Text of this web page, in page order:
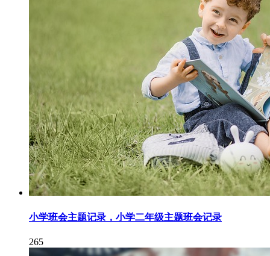
小学班会主题记录，小学二年级主题班会记录
265